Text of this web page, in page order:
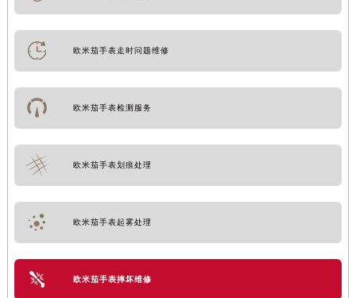
欧米茄手表走时问题维修
欧米茄手表检测服务
欧米茄手表划痕处理
欧米茄手表起雾处理
欧米茄手表摔坏维修